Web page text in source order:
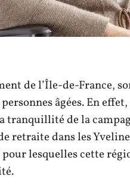
de l’Île-de-France,
âgées. En
tranquillité de la
retraite dans les
lesquelles cette